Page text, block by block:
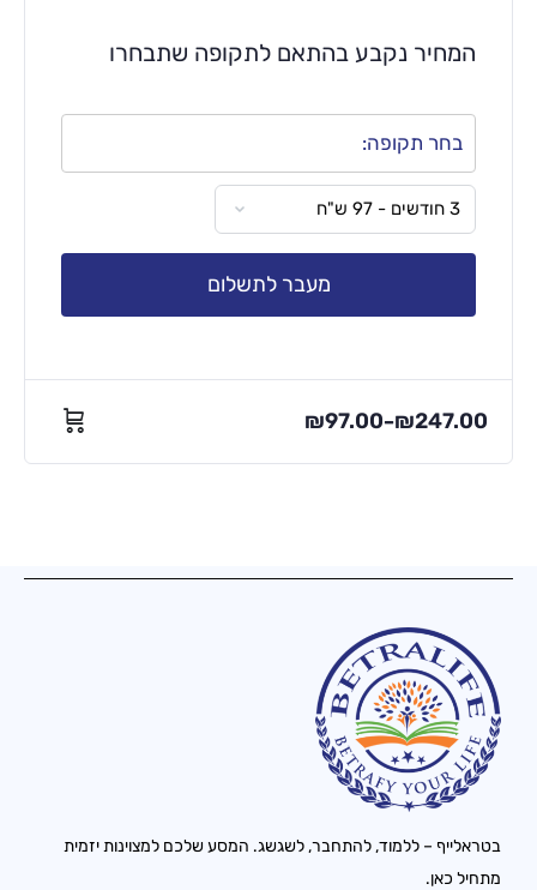
המחיר נקבע בהתאם לתקופה שתבחרו
בחר תקופה:
מעבר לתשלום
₪97.00–₪247.00
בטראלייף – ללמוד, להתחבר, לשגשג. המסע שלכם למצוינות יזמית
מתחיל כאן.